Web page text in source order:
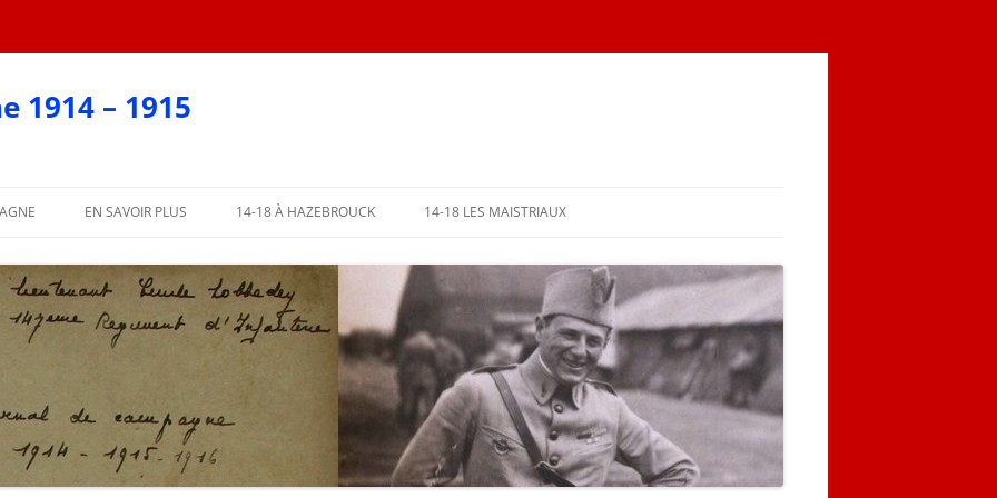
1914 – 1915
PARTIE
PARTIE
EN SAVOIR PLUS 14-18 À HAZEBROUCK
AFFICHES 2018
AFFICHES PAR COMMUNE
L’ABBÉ LEMIRE TÉMOIGNE
14-18 LES MAISTRIAUX